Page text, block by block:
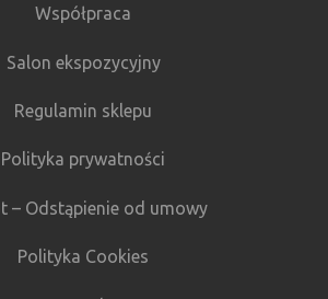
Współpraca
Salon ekspozycyjny
Regulamin sklepu
Polityka prywatności
– Odstąpienie od umowy
Polityka Cookies